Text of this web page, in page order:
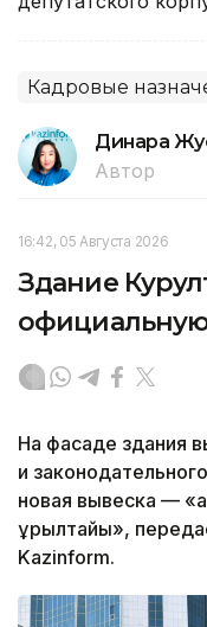
Кадровые
Динара
Автор
16:42, 05 Августа 2026
Здание
На фасаде здания
и
новая вывеска —
Құрылтайы»,
Kazinform.